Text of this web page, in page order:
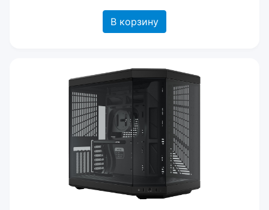
В корзину